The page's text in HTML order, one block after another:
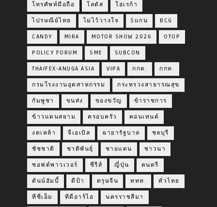
โทรศัพท์มือถือ โลตัส โฮเรก้า
ไปรษณีย์ไทย ไม่ไว้วางใจ 5แกน BCG
CANDY MIRA MOTOR SHOW 2026 OTOP
POLICY FORUM SME SUBCON
THAIFEX-ANUGA ASIA VIPA กกต. กกท.
กรมโรงงานอุตสาหกรรม กระทรวงสาธารณสุข
กัมพูชา ขนส่ง ของขวัญ ข้าราชการ
ข้าวแดนสยาม ครอบครัว คอนเทนต์
งดเหล้า จีเอเบิล ฉายารัฐบาล ชลบุรี
ชัชชาติ ชาติพันธุ์ ชายแดน ชาวนา
ซอฟต์พาวเวอร์ ซีรีส์ ญี่ปุ่น ดนตรี
ดันน์ฮัมบี้ ดีป้า ตรุษจีน ททท. ทั่วไทย
ทีซีเอ็ม ทีดีอาร์ไอ นครราชสีมา